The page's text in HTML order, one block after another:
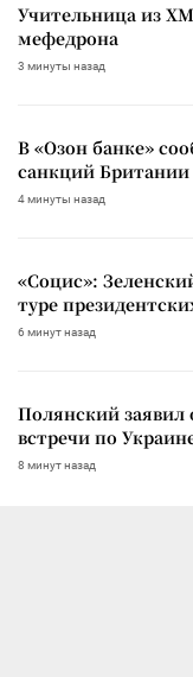
Учительница из
мефедрона
3 минуты назад
В «Озон банке»
санкций Британии
4 минуты назад
«Социс»:
туре
6 минут назад
Полянский заявил
встречи по
8 минут назад